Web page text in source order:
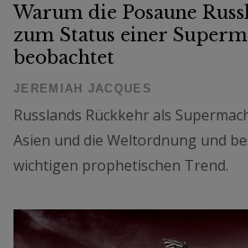
Warum die Posaune
zum Status einer
beobachtet
JEREMIAH JACQUES
Russlands Rückkehr als
Asien und die Weltordnung und
wichtigen prophetischen Trend.